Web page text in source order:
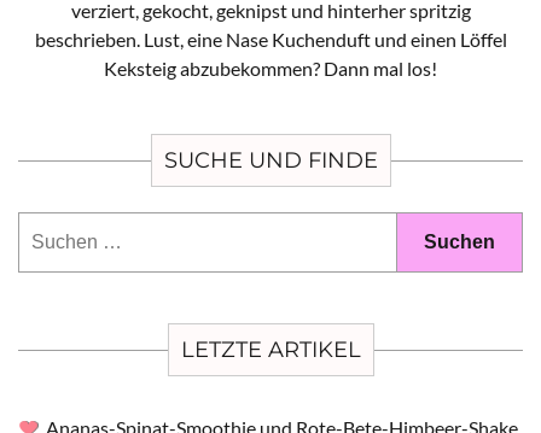
verziert, gekocht, geknipst und hinterher spritzig
beschrieben. Lust, eine Nase Kuchenduft und einen Löffel
Keksteig abzubekommen? Dann mal los!
SUCHE UND FINDE
LETZTE ARTIKEL
Ananas-Spinat-Smoothie und Rote-Bete-Himbeer-Shake